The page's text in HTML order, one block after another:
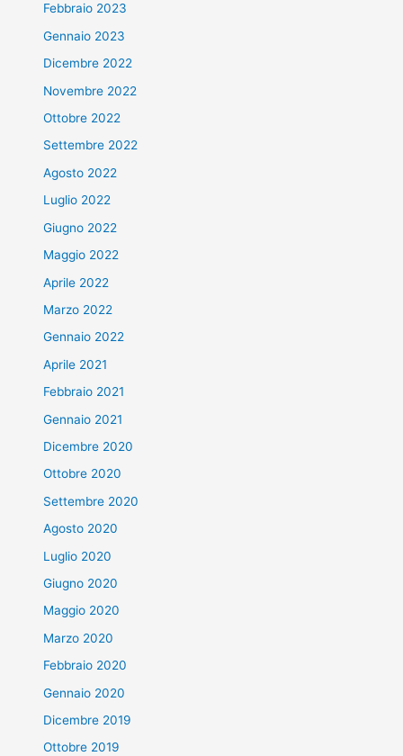
Febbraio 2023
Gennaio 2023
Dicembre 2022
Novembre 2022
Ottobre 2022
Settembre 2022
Agosto 2022
Luglio 2022
Giugno 2022
Maggio 2022
Aprile 2022
Marzo 2022
Gennaio 2022
Aprile 2021
Febbraio 2021
Gennaio 2021
Dicembre 2020
Ottobre 2020
Settembre 2020
Agosto 2020
Luglio 2020
Giugno 2020
Maggio 2020
Marzo 2020
Febbraio 2020
Gennaio 2020
Dicembre 2019
Ottobre 2019